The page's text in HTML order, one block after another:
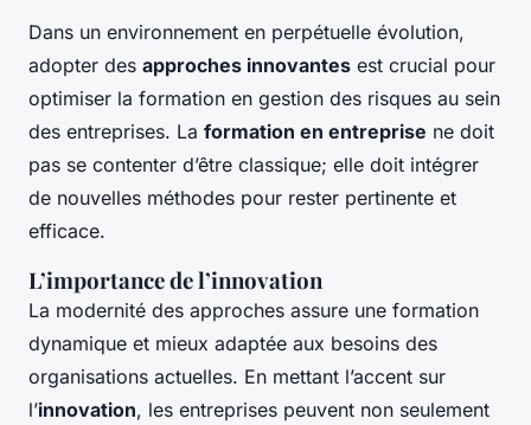
Dans un environnement en perpétuelle évolution,
adopter des approches innovantes est crucial pour
optimiser la formation en gestion des risques au sein
des entreprises. La formation en entreprise ne doit
pas se contenter d’être classique; elle doit intégrer
de nouvelles méthodes pour rester pertinente et
efficace.
L’importance de l’innovation
La modernité des approches assure une formation
dynamique et mieux adaptée aux besoins des
organisations actuelles. En mettant l’accent sur
l’innovation, les entreprises peuvent non seulement